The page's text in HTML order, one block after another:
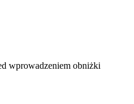
wprowadzeniem obniżki